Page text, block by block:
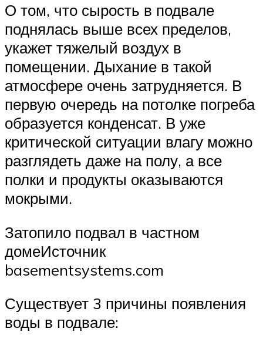
О том, что сырость в подвале
поднялась выше всех пределов,
укажет тяжелый воздух в
помещении. Дыхание в такой
атмосфере очень затрудняется. В
первую очередь на потолке погреба
образуется конденсат. В уже
критической ситуации влагу можно
разглядеть даже на полу, а все
полки и продукты оказываются
мокрыми.
Затопило подвал в частном
домеИсточник
basementsystems.com
Существует 3 причины появления
воды в подвале: